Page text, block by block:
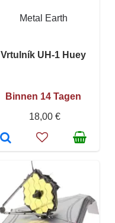
Metal Earth
Vrtulník UH-1 Huey
Binnen 14 Tagen
18,00 €